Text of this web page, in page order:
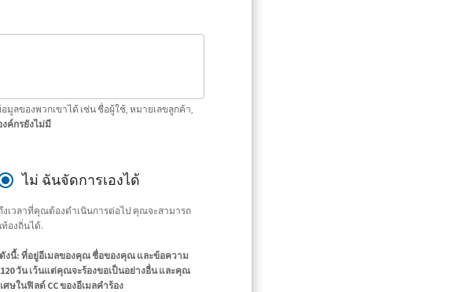
ของพวกเขาได้ เช่น ชื่อผู้ใช้, หมายเลขลูกค้า,
ค์กรยังไม่มี
ไม่ ฉันจัดการเองได้
งเวลาที่คุณต้องดำเนินการต่อไป คุณจะสามารถ
องถิ่นได้.
งนี้: ที่อยู่อีเมลของคุณ ชื่อของคุณ และข้อความ
วัน เว้นแต่คุณจะร้องขอเป็นอย่างอื่น และคุณ
ษในฟิลด์ CC ของอีเมลคำร้อง